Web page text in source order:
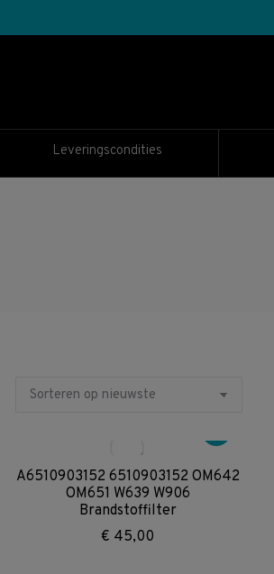
Leveringscondities
A6510903152 6510903152 OM642
OM651 W639 W906
Brandstoffilter
€ 45,00